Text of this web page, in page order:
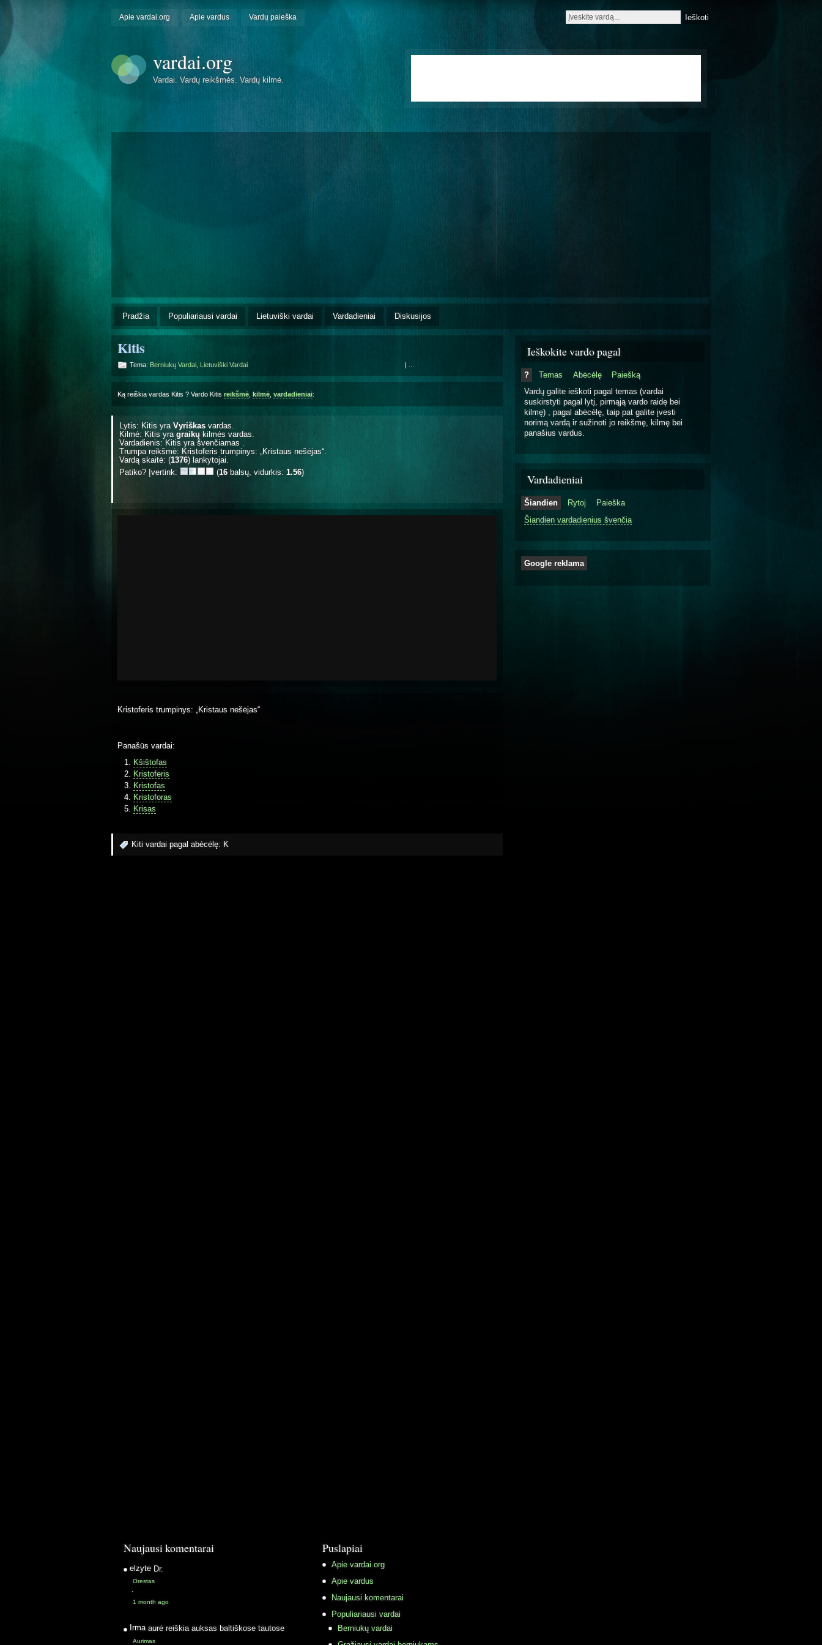
Apie vardai.org Apie vardus Vardų paieška
vardai.org
Vardai. Vardų reikšmės. Vardų kilmė.
Pradžia Populiariausi vardai Lietuviški vardai Vardadieniai Diskusijos
Kitis
Tema: Berniukų Vardai Lietuviški Vardai |
Ką reiškia vardas Kitis ? Vardo Kitis reikšmė kilmė vardadieniai:
Lytis: Kitis yra Vyriškas vardas.
Kilmė: Kitis yra graikų kilmės vardas.
Vardadienis: Kitis yra švenčiamas
Trumpa reikšmė: Kristoferis trumpinys: „Kristaus nešėjas“.
Vardą skaitė: (1376) lankytojai.
Patiko? Įvertink:
(16 balsų, vidurkis: 1.56)
Kristoferis trumpinys: „Kristaus nešėjas“
Panašūs vardai:
Kšištofas
Kristoferis
Kristofas
Kristoforas
Krisas
Kiti vardai pagal abėcėlę: K
Ieškokite vardo pagal
? Temas Abėcėlę
Paiešką
Vardų galite ieškoti pagal temas (vardai
suskirstyti pagal lytį, pirmąją vardo raidę bei
kilmę) , pagal abėcėlę, taip pat galite įvesti
norimą vardą ir sužinoti jo reikšmę, kilmę bei
panašius vardus.
Vardadieniai
Šiandien Rytoj
Paieška
Šiandien vardadienius švenčia
Google reklama
Naujausi komentarai
elzyte Dr.
Orestas
·
1 month ago
Irma aurė reiškia auksas baltiškose tautose
Aurimas
Puslapiai
Apie vardai.org
Apie vardus
Naujausi komentarai
Populiariausi vardai
Berniukų vardai